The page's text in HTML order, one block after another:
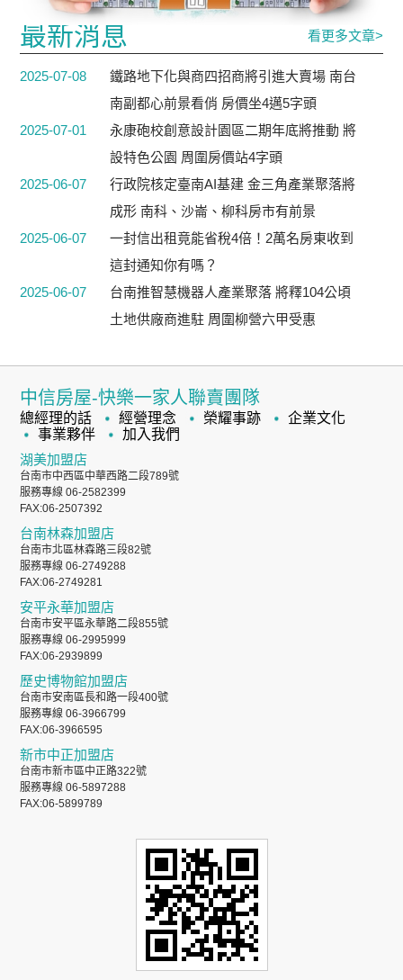
最新消息 看更多文章>
2025-07-08
鐵路地下化與商四招商將引進大賣場 南台
南副都心前景看俏 房價坐4邁5字頭
2025-07-01
永康砲校創意設計園區二期年底將推動 將
設特色公園 周圍房價站4字頭
2025-06-07
行政院核定臺南AI基建 金三角產業聚落將
成形 南科、沙崙、柳科房市有前景
2025-06-07
一封信出租竟能省稅4倍！2萬名房東收到
這封通知你有嗎？
2025-06-07
台南推智慧機器人產業聚落 將釋104公頃
土地供廠商進駐 周圍柳營六甲受惠
中信房屋-快樂一家人聯賣團隊
總經理的話 經營理念 榮耀事跡
企業文化
事業夥伴
加入我們
湖美加盟店
台南市中西區中華西路二段789號
服務專線 06-2582399
FAX:06-2507392
台南林森加盟店
台南市北區林森路三段82號
服務專線 06-2749288
FAX:06-2749281
安平永華加盟店
台南市安平區永華路二段855號
服務專線 06-2995999
FAX:06-2939899
歷史博物館加盟店
台南市安南區長和路一段400號
服務專線 06-3966799
FAX:06-3966595
新市中正加盟店
台南市新市區中正路322號
服務專線 06-5897288
FAX:06-5899789